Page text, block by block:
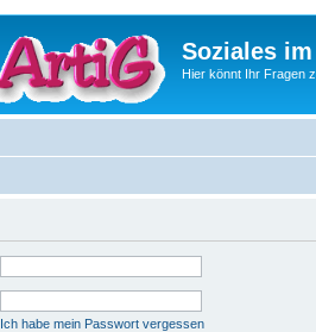
Soziales
Hier könnt Ihr Fragen
Ich habe mein Passwort vergessen